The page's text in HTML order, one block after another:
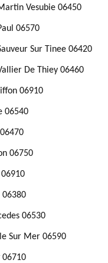
Vesubie 06450
06570
Sur Tinee 06420
De Thiey 06460
06910
06540
06750
06380
06530
Sur Mer 06590